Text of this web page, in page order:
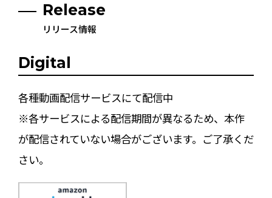
Release
リリース情報
Digital
各種動画配信サービスにて配信中
※各サービスによる配信期間が異なるため、本作
が配信されていない場合がございます。ご了承くだ
さい。